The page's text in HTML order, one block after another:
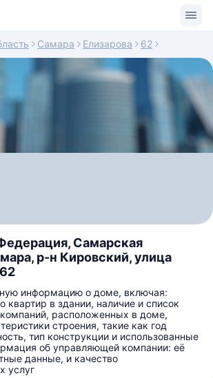
Самара Елизарова 62
Самарская
р-н Кировский, улица
информацию о доме, включая:
квартир в здании, наличие и список
расположенных в доме,
строения, такие как год
тип конструкции и использованные
об управляющей компании: её
данные, и качество
услуг